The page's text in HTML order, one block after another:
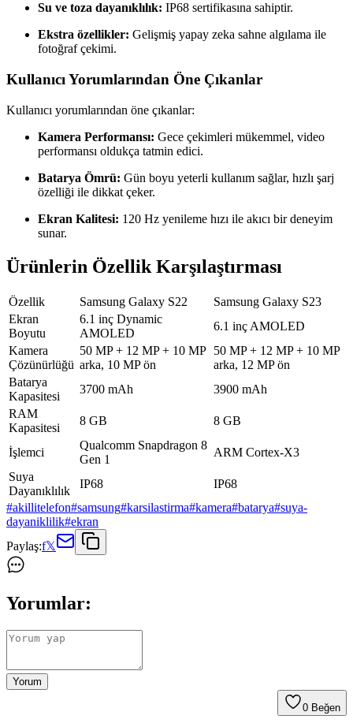
Su ve toza dayanıklılık: IP68 sertifikasına sahiptir.
Ekstra özellikler: Gelişmiş yapay zeka sahne algılama ile
fotoğraf çekimi.
Kullanıcı Yorumlarından Öne Çıkanlar
Kullanıcı yorumlarından öne çıkanlar:
Kamera Performansı: Gece çekimleri mükemmel, video
performansı oldukça tatmin edici.
Batarya Ömrü: Gün boyu yeterli kullanım sağlar, hızlı şarj
özelliği ile dikkat çeker.
Ekran Kalitesi: 120 Hz yenileme hızı ile akıcı bir deneyim
sunar.
Ürünlerin Özellik Karşılaştırması
Özellik Samsung Galaxy S22
Samsung Galaxy S23
Ekran
Boyutu
6.1 inç Dynamic
AMOLED
6.1 inç AMOLED
Kamera
Çözünürlüğü
50 MP + 12 MP + 10 MP
arka, 10 MP ön
50 MP + 12 MP + 10 MP
arka, 12 MP ön
Batarya
Kapasitesi
3700 mAh
3900 mAh
RAM
Kapasitesi
8 GB 8 GB
İşlemci
Qualcomm Snapdragon 8
Gen 1
ARM Cortex-X3
Suya
Dayanıklılık
IP68
IP68
#akillitelefon#samsung#karsilastirma#kamera#batarya#suya-
dayaniklilik#ekran
Paylaş:f𝕏
Yorumlar:
Yorum
0 Beğen